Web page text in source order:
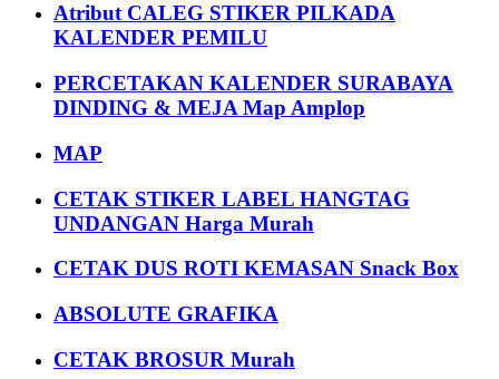
Atribut CALEG STIKER PILKADA
KALENDER PEMILU
PERCETAKAN KALENDER SURABAYA
DINDING & MEJA Map Amplop
MAP
CETAK STIKER LABEL HANGTAG
UNDANGAN Harga Murah
CETAK DUS ROTI KEMASAN Snack Box
ABSOLUTE GRAFIKA
CETAK BROSUR Murah